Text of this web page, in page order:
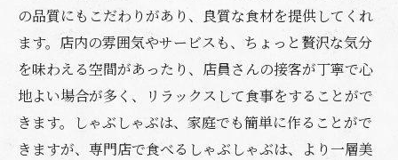
の品質にもこだわりがあり、良質な食材を提供してくれ
ます。店内の雰囲気やサービスも、ちょっと贅沢な気分
を味わえる空間があったり、店員さんの接客が丁寧で心
地よい場合が多く、リラックスして食事をすることがで
きます。しゃぶしゃぶは、家庭でも簡単に作ることがで
きますが、専門店で食べるしゃぶしゃぶは、より一層美